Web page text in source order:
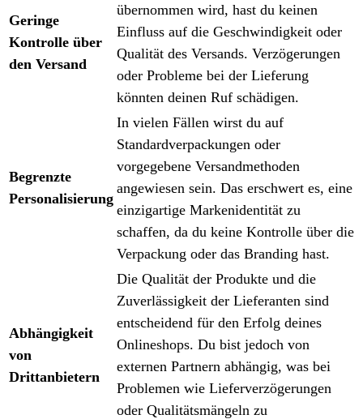
Geringe
Kontrolle über
den Versand
übernommen wird, hast du keinen
Einfluss auf die Geschwindigkeit oder
Qualität des Versands. Verzögerungen
oder Probleme bei der Lieferung
könnten deinen Ruf schädigen.
Begrenzte
Personalisierung
In vielen Fällen wirst du auf
Standardverpackungen oder
vorgegebene Versandmethoden
angewiesen sein. Das erschwert es, eine
einzigartige Markenidentität zu
schaffen, da du keine Kontrolle über die
Verpackung oder das Branding hast.
Abhängigkeit
von
Drittanbietern
Die Qualität der Produkte und die
Zuverlässigkeit der Lieferanten sind
entscheidend für den Erfolg deines
Onlineshops. Du bist jedoch von
externen Partnern abhängig, was bei
Problemen wie Lieferverzögerungen
oder Qualitätsmängeln zu